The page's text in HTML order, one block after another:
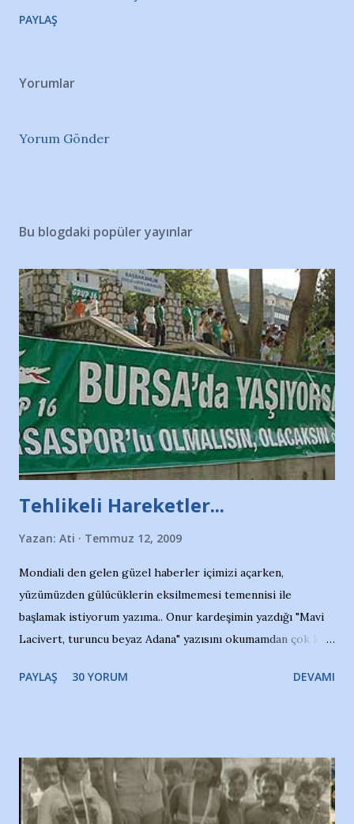
PAYLAŞ
Yorumlar
Yorum Gönder
Bu blogdaki popüler yayınlar
Tehlikeli Hareketler...
Yazan: Ati Temmuz 12, 2009
Mondiali den gelen güzel haberler içimizi açarken,
yüzümüzden gülücüklerin eksilmemesi temennisi ile
başlamak istiyorum yazıma.. Onur kardeşimin yazdığı "Mavi
Lacivert, turuncu beyaz Adana" yazısını okumamdan çok kısa
irkildim.. "Bursasporlu taraftarlar, İstanbul takımlarının
ve ürünlerini Bursa şehrinde görmek istemediklerini bir
protesto eylemiyle açıkladıklarını bildiriyordu.. Bu grup
adına açıklama yapan şahsı muhterem(!) ''Açık ve net olarak
PAYLAŞ 30 YORUM DEVAMI